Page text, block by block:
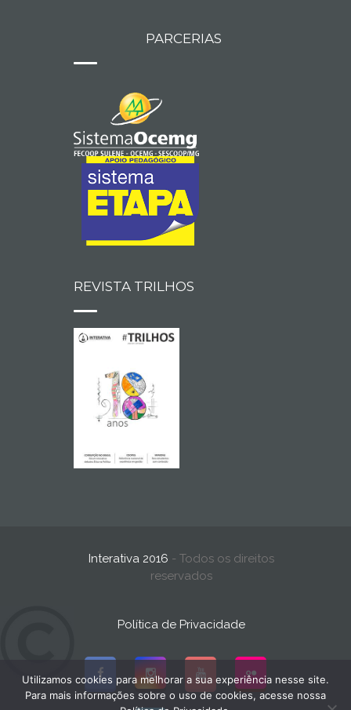
PARCERIAS
REVISTA TRILHOS
Interativa 2016 - Todos os direitos
reservados
Política de Privacidade
Utilizamos cookies para melhorar a sua experiência nesse site.
Para mais informações sobre o uso de cookies, acesse nossa